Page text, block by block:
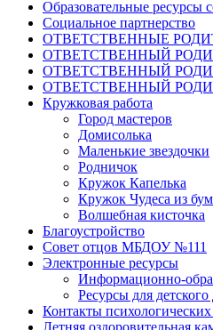
Образовательные ресурсы
Социальное партнерство
ОТВЕТСТВЕННЫЕ
ОТВЕТСТВЕННЫЙ
ОТВЕТСТВЕННЫЙ
ОТВЕТСТВЕННЫЙ
Кружковая работа
Город мастеров
Домисолька
Маленькие звездочки
Родничок
Кружок Капелька
Кружок Чудеса из
Волшебная кисточка
Благоустройство
Совет отцов МБДОУ №111
Электронные ресурсы
Информационно-
Ресурсы для детского
Контакты
Летняя оздоровительная